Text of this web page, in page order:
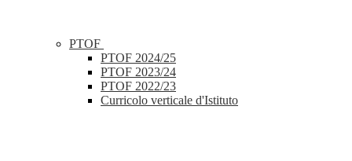
PTOF
PTOF 2024/25
PTOF 2023/24
PTOF 2022/23
Curricolo verticale d'Istituto